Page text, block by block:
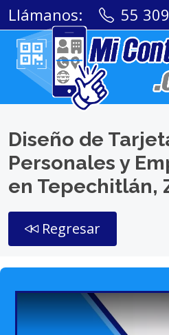
Llámanos: 55
Diseño de
Personales y
en Tepechitlán,
Regresar